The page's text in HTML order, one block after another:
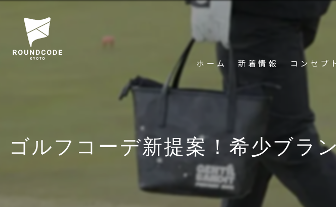
ホーム 新着情報 コンセプ
ゴルフコーデ新提案！希少ブラ